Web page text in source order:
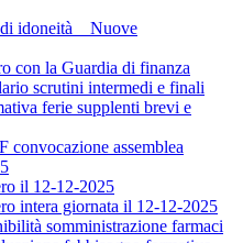
idoneità _ Nuove
con la Guardia di finanza
scrutini intermedi e finali
ferie supplenti brevi e
assemblea
il 12-12-2025
intera giornata il 12-12-2025
somministrazione farmaci